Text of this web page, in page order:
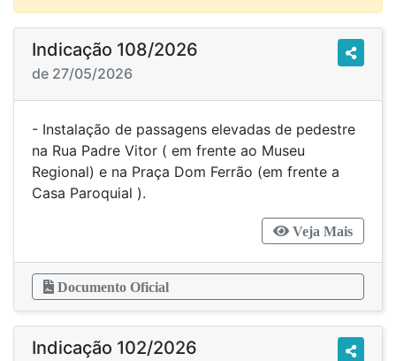
Indicação 108/2026
de 27/05/2026
- Instalação de passagens elevadas de pedestre
na Rua Padre Vitor ( em frente ao Museu
Regional) e na Praça Dom Ferrão (em frente a
Casa Paroquial ).
Veja Mais
Documento Oficial
Indicação 102/2026